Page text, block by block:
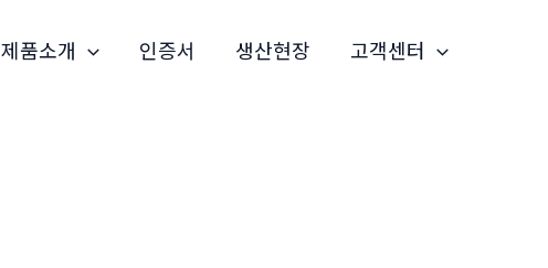
제품소개 인증서 생산현장 고객센터